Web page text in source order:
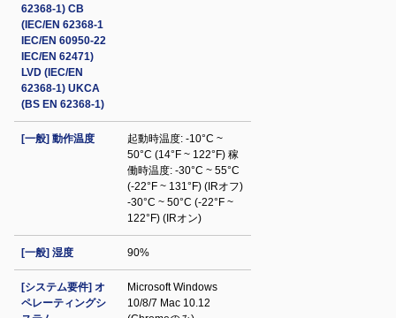
62368-1) CB
(IEC/EN 62368-1
IEC/EN 60950-22
IEC/EN 62471)
LVD (IEC/EN
62368-1) UKCA
(BS EN 62368-1)
[一般] 動作温度
起動時温度: -10°C ~
50°C (14°F ~ 122°F) 稼
働時温度: -30°C ~ 55°C
(-22°F ~ 131°F) (IRオフ)
-30°C ~ 50°C (-22°F ~
122°F) (IRオン)
[一般] 湿度 90%
[システム要件] オ
ペレーティングシ
Microsoft Windows
10/8/7 Mac 10.12